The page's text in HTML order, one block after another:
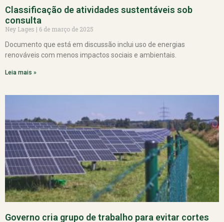
Classificação de atividades sustentáveis sob
consulta
Ney Lages
6 de março de 2025
Documento que está em discussão inclui uso de energias
renováveis com menos impactos sociais e ambientais.
Leia mais »
Governo cria grupo de trabalho para evitar cortes